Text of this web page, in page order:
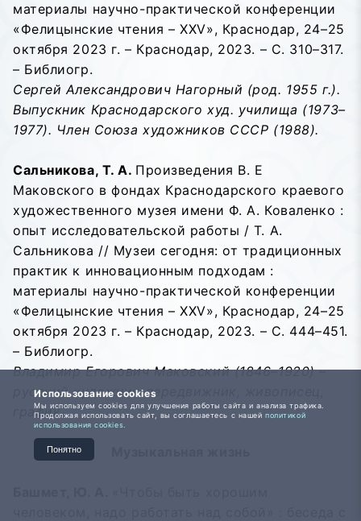
материалы научно-практической конференции
«Фелицынские чтения – XXV», Краснодар, 24–25
октября 2023 г. – Краснодар, 2023. – С. 310–317.
– Библиогр.
Сергей Александрович Нагорный (род. 1955 г.).
Выпускник Краснодарского худ. училища (1973–
1977). Член Союза художников СССР (1988).
Сальникова, Т. А. Произведения В. Е
Маковского в фондах Краснодарского краевого
художественного музея имени Ф. А. Коваленко :
опыт исследовательской работы / Т. А.
Сальникова // Музеи сегодня: от традиционных
практик к инновационным подходам :
материалы научно-практической конференции
«Фелицынские чтения – XXV», Краснодар, 24–25
октября 2023 г. – Краснодар, 2023. – С. 444–451.
– Библиогр.
Владимир Егорович Маковский (1846–1920) –
русский художник-передвижник, живописец,
график.
Использование cookies
Мы используем cookies для улучшения работы сайта и анализа трафика.
Продолжая использовать сайт, вы соглашаетесь с нашейполитикой
использования cookies.
Понятно